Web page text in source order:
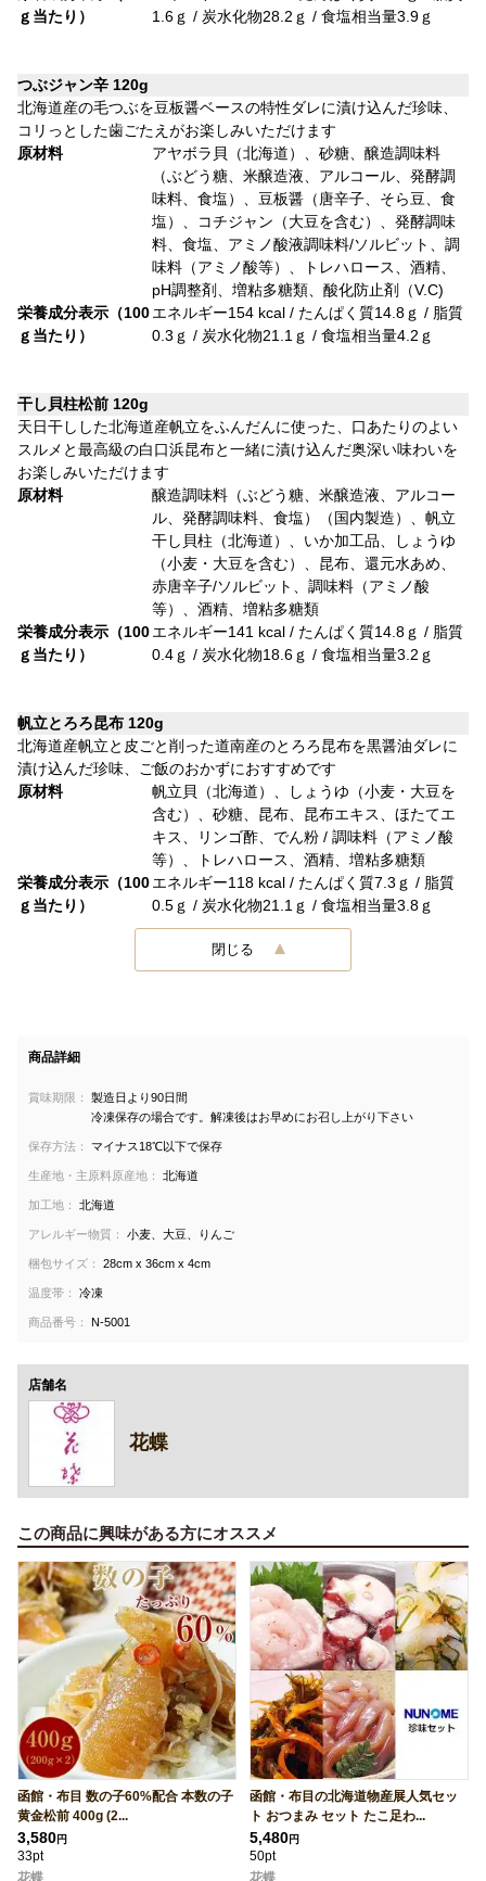
ｇ当たり）
1.6ｇ / 炭水化物28.2ｇ / 食塩相当量3.9ｇ
つぶジャン辛 120g
北海道産の毛つぶを豆板醤ベースの特性ダレに漬け込んだ珍味、
コリっとした歯ごたえがお楽しみいただけます
原材料
アヤボラ貝（北海道）、砂糖、醸造調味料
（ぶどう糖、米醸造液、アルコール、発酵調
味料、食塩）、豆板醤（唐辛子、そら豆、食
塩）、コチジャン（大豆を含む）、発酵調味
料、食塩、アミノ酸液調味料/ソルビット、調
味料（アミノ酸等）、トレハロース、酒精、
pH調整剤、増粘多糖類、酸化防止剤（V.C)
栄養成分表示（100
ｇ当たり）
エネルギー154 kcal / たんぱく質14.8ｇ / 脂質
0.3ｇ / 炭水化物21.1ｇ / 食塩相当量4.2ｇ
干し貝柱松前 120g
天日干しした北海道産帆立をふんだんに使った、口あたりのよい
スルメと最高級の白口浜昆布と一緒に漬け込んだ奥深い味わいを
お楽しみいただけます
原材料
醸造調味料（ぶどう糖、米醸造液、アルコー
ル、発酵調味料、食塩）（国内製造）、帆立
干し貝柱（北海道）、いか加工品、しょうゆ
（小麦・大豆を含む）、昆布、還元水あめ、
赤唐辛子/ソルビット、調味料（アミノ酸
等）、酒精、増粘多糖類
栄養成分表示（100
ｇ当たり）
エネルギー141 kcal / たんぱく質14.8ｇ / 脂質
0.4ｇ / 炭水化物18.6ｇ / 食塩相当量3.2ｇ
帆立とろろ昆布 120g
北海道産帆立と皮ごと削った道南産のとろろ昆布を黒醤油ダレに
漬け込んだ珍味、ご飯のおかずにおすすめです
原材料
帆立貝（北海道）、しょうゆ（小麦・大豆を
含む）、砂糖、昆布、昆布エキス、ほたてエ
キス、リンゴ酢、でん粉 / 調味料（アミノ酸
等）、トレハロース、酒精、増粘多糖類
栄養成分表示（100
ｇ当たり）
エネルギー118 kcal / たんぱく質7.3ｇ / 脂質
0.5ｇ / 炭水化物21.1ｇ / 食塩相当量3.8ｇ
閉じる
商品詳細
賞味期限：
製造日より90日間
冷凍保存の場合です。解凍後はお早めにお召し上がり下さい
保存方法： マイナス18℃以下で保存
生産地・主原料原産地： 北海道
加工地： 北海道
アレルギー物質： 小麦、大豆、りんご
梱包サイズ： 28cm x 36cm x 4cm
温度帯： 冷凍
商品番号： N-5001
店舗名
花蝶
この商品に興味がある方にオススメ
函館・布目 数の子60%配合 本数の子
黄金松前 400g (2...
3,580円
33pt
花蝶
函館・布目の北海道物産展人気セッ
ト おつまみ セット たこ足わ...
5,480円
50pt
花蝶